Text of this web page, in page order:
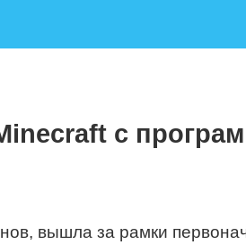
с
вышла за рамки